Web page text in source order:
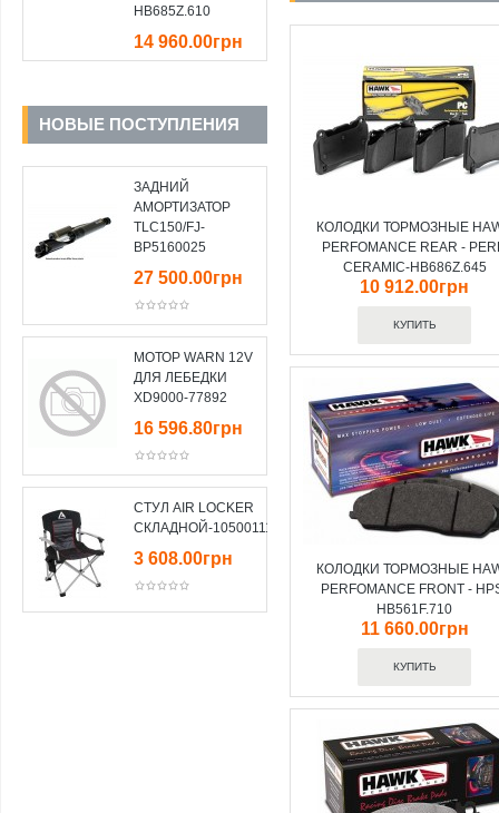
HB685Z.610
14 960.00грн
НОВЫЕ ПОСТУПЛЕНИЯ
ЗАДНИЙ
АМОРТИЗАТОР
TLC150/FJ-
BP5160025
27 500.00грн
МОТОР WARN 12V
ДЛЯ ЛЕБЕДКИ
XD9000-77892
16 596.80грн
СТУЛ AIR LOCKER
СКЛАДНОЙ-10500111
3 608.00грн
КОЛОДКИ ТОРМОЗНЫЕ
PERFOMANCE REAR -
CERAMIC-HB686Z.645
10 912.00грн
КОЛОДКИ ТОРМОЗНЫЕ
PERFOMANCE FRONT -
HB561F.710
11 660.00грн